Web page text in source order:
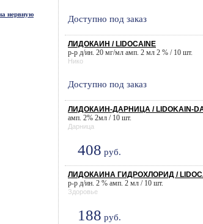
нервную
Доступно под заказ
ЛИДОКАИН / LIDOCAINE
р-р д/ин. 20 мг/мл амп. 2 мл 2 % / 10 шт.
Нико
Доступно под заказ
ЛИДОКАИН-ДАРНИЦА / LIDOKAIN-
амп. 2% 2мл / 10 шт.
Дарница
408 руб.
ЛИДОКАИНА ГИДРОХЛОРИД /
р-р д/ин. 2 % амп. 2 мл / 10 шт.
Здоровье
188 руб.